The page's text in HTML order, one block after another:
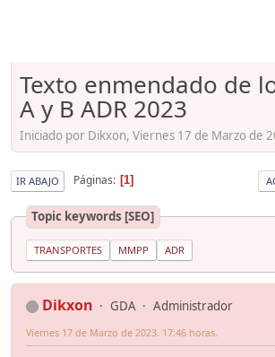
Texto enmendado de
A y B ADR 2023
Iniciado por Dikxon, Viernes 17 de Marzo de
IR ABAJO Páginas 1
Topic keywords [SEO]
TRANSPORTES MMPP ADR
Dikxon GDA Administrador
Viernes 17 de Marzo de 2023. 17:46 horas.